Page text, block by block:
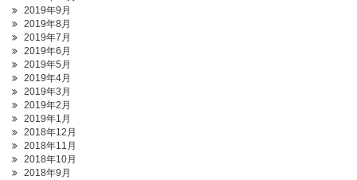
2019年9月
2019年8月
2019年7月
2019年6月
2019年5月
2019年4月
2019年3月
2019年2月
2019年1月
2018年12月
2018年11月
2018年10月
2018年9月